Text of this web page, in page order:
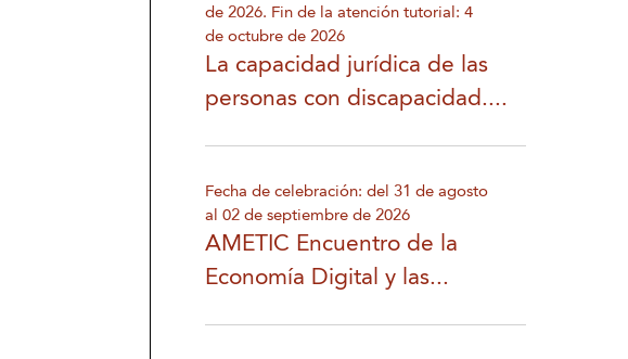
de 2026. Fin de la atención tutorial: 4
de octubre de 2026
La capacidad jurídica de las
personas con discapacidad....
Fecha de celebración: del 31 de agosto
al 02 de septiembre de 2026
AMETIC Encuentro de la
Economía Digital y las...